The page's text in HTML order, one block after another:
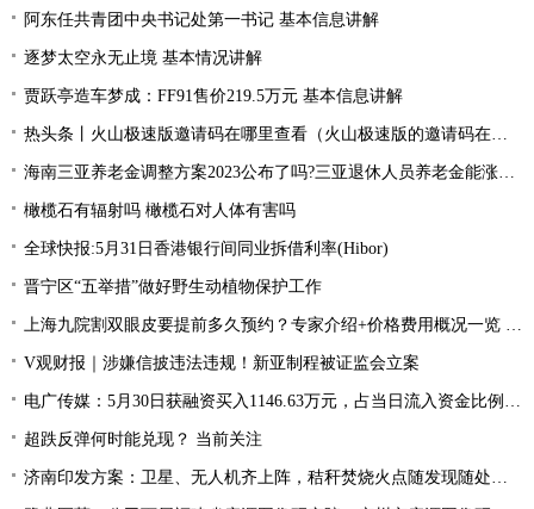
阿东任共青团中央书记处第一书记 基本信息讲解
逐梦太空永无止境 基本情况讲解
贾跃亭造车梦成：FF91售价219.5万元 基本信息讲解
热头条丨火山极速版邀请码在哪里查看（火山极速版的邀请码在哪里找）
海南三亚养老金调整方案2023公布了吗?三亚退休人员养老金能涨多少钱？|环球热资讯
橄榄石有辐射吗 橄榄石对人体有害吗
全球快报:5月31日香港银行间同业拆借利率(Hibor)
晋宁区“五举措”做好野生动植物保护工作
上海九院割双眼皮要提前多久预约？专家介绍+价格费用概况一览 焦点热门
V观财报｜涉嫌信披违法违规！新亚制程被证监会立案
电广传媒：5月30日获融资买入1146.63万元，占当日流入资金比例13.74%
超跌反弹何时能兑现？ 当前关注
济南印发方案：卫星、无人机齐上阵，秸秆焚烧火点随发现随处置-当前聚焦